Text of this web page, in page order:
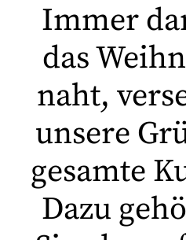
Immer
das
naht,
unsere
gesamte
Dazu